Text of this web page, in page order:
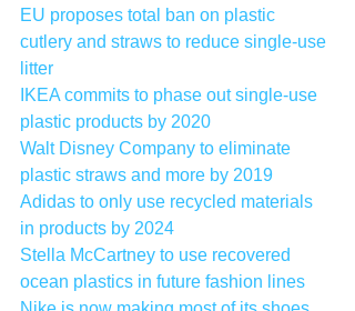
EU proposes total ban on plastic
cutlery and straws to reduce single-use
litter
IKEA commits to phase out single-use
plastic products by 2020
Walt Disney Company to eliminate
plastic straws and more by 2019
Adidas to only use recycled materials
in products by 2024
Stella McCartney to use recovered
ocean plastics in future fashion lines